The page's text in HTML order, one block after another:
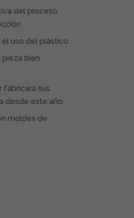
del proceso,
uso del plástico
pieza bien
fabricará sus
desde este año
moldes de